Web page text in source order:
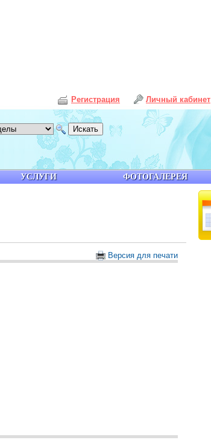
Версия для печати
УСЛУГИ ФОТОГАЛЕРЕЯ
Личный кабинет
Регистрация